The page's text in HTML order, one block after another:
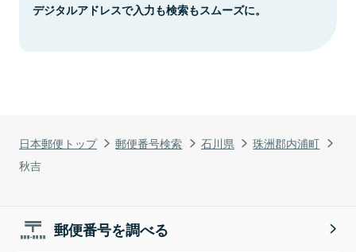
日本郵便トップ 郵便番号検索 石川県
珠洲郡内浦町
秋吉
デジタルアドレスで入力も検索もスムーズに。
郵便番号を調べる